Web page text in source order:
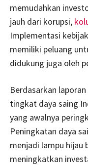
memudahkan
jauh dari korupsi,
Implementasi
memiliki peluang
didukung juga oleh
Berdasarkan laporan
tingkat daya saing
yang awalnya
Peningkatan daya
menjadi lampu hijau
meningkatkan